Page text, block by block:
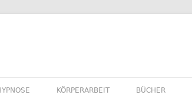
KÖRPERARBEIT BÜCHER